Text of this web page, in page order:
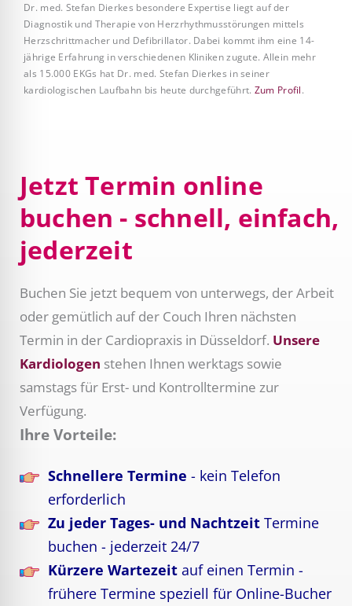
Dr. med. Stefan Dierkes besondere Expertise liegt auf der
Diagnostik und Therapie von Herzrhythmusstörungen mittels
Herzschrittmacher und Defibrillator. Dabei kommt ihm eine 14-
jährige Erfahrung in verschiedenen Kliniken zugute. Allein mehr
als 15.000 EKGs hat Dr. med. Stefan Dierkes in seiner
kardiologischen Laufbahn bis heute durchgeführt. Zum Profil.
Jetzt Termin online
buchen - schnell, einfach,
jederzeit
Buchen Sie jetzt bequem von unterwegs, der Arbeit
oder gemütlich auf der Couch Ihren nächsten
Termin in der Cardiopraxis in Düsseldorf. Unsere
Kardiologen stehen Ihnen werktags sowie
samstags für Erst- und Kontrolltermine zur
Verfügung.
Ihre Vorteile:
Schnellere Termine- kein Telefon
erforderlich
Zu jeder Tages- und Nachtzeit Termine
buchen - jederzeit 24/7
Kürzere Wartezeit auf einen Termin -
frühere Termine speziell für Online-Bucher